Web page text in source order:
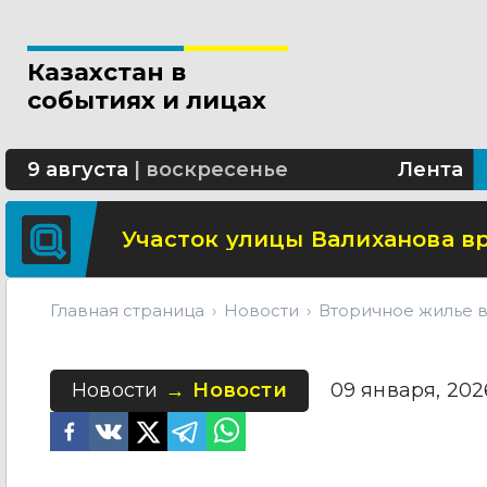
Казахстан в
событиях и лицах
9 августа воскресенье Лента
Минтранспорта утвердило
СОР и СОЧ планируют
Участок улицы Валиханова
Главная страница Новости Вторичное жилье
Новости Новости 09 января,